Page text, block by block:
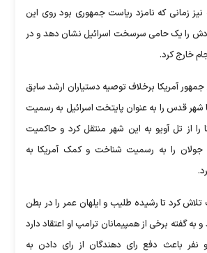
زمانی که نامزد ریاست جمهوری بود روی این
را یک حامی سرسخت اسرائیل نشان دهد و در
خارج کرد.
آمریکا برخلاف توصیه دستیاران ارشد سابق
شهر قدس را به عنوان پایتخت اسرائیل به رسمیت
را از تل آویو به این شهر منتقل کرد و حاکمیت
جولان را به رسمیت شناخت و کمک آمریکا به
تلاش کرد تا رشیده طلیب و ایلهان عمر را در بطن
گفته برخی از همپیمانان ترامپ او اعتقاد دارد
نفر باعث دفع رای دهندگان از رای دادن به